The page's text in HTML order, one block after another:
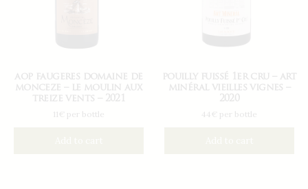
aop faugeres domaine de
monceze – le moulin aux
treize vents – 2021
11€ per bottle
pouilly fuissé 1er cru – art
minéral vieilles vignes –
2020
44€ per bottle